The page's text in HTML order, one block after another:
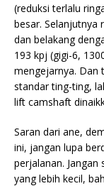
(reduksi terlalu
besar. Selanjutnya
dan belakang
193 kpj (gigi-6,
mengejarnya. Dan
standar ting-ting,
lift camshaft
Saran dari ane,
ini, jangan lupa
perjalanan.
yang lebih kecil,